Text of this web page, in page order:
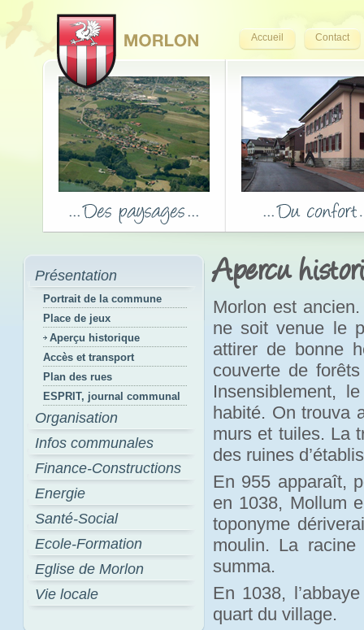
Accueil Contact
Présentation
Portrait de la commune
Place de jeux
Aperçu historique
Accès et transport
Plan des rues
ESPRIT, journal communal
Organisation
Infos communales
Finance-Constructions
Energie
Santé-Social
Ecole-Formation
Eglise de Morlon
Vie locale
Apercu
Morlon est
ne soit venue le
attirer de bonne
couverte de
Insensiblement,
habité. On trouva
murs et tuiles. La
des ruines
En 955 apparaît,
en 1038, Mollum
toponyme
moulin. La
summa.
En 1038,
quart du village.